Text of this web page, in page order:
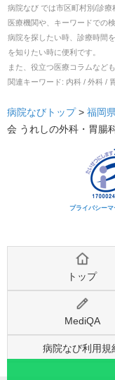
病院なび では市区町村別/診
医療機関や、キーワードでの
病院を探したい時、診療時間
を知りたい時に便利です。
また、役立つ医療コラムなど
関連キーワード: 内科 / 外科 /
病院なびトップ > 福岡
会 うれしの外科・胃腸
プライバシー
トップ
MediQA
病院なび利用規